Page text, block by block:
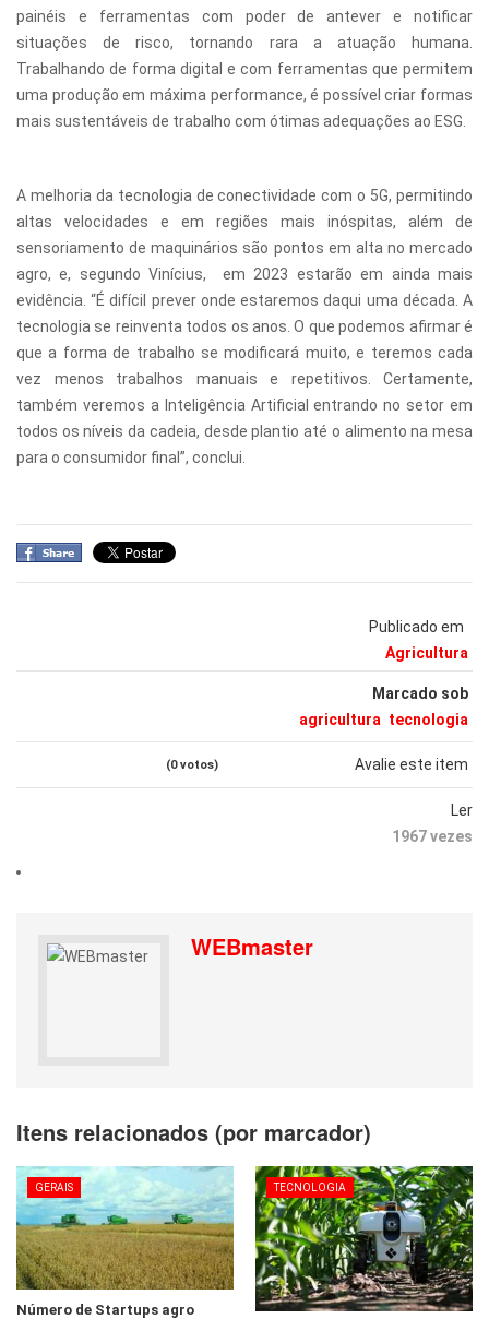
Publicado em
Agricultura
Marcado sob
agricultura tecnologia
Avalie este item
(0 votos)
Ler
1967 vezes
painéis e ferramentas com poder de antever e notificar
situações de risco, tornando rara a atuação humana.
Trabalhando de forma digital e com ferramentas que permitem
uma produção em máxima performance, é possível criar formas
mais sustentáveis de trabalho com ótimas adequações ao ESG.
A melhoria da tecnologia de conectividade com o 5G, permitindo
altas velocidades e em regiões mais inóspitas, além de
sensoriamento de maquinários são pontos em alta no mercado
agro, e, segundo Vinícius, em 2023 estarão em ainda mais
evidência. “É difícil prever onde estaremos daqui uma década. A
tecnologia se reinventa todos os anos. O que podemos afirmar é
que a forma de trabalho se modificará muito, e teremos cada
vez menos trabalhos manuais e repetitivos. Certamente,
também veremos a Inteligência Artificial entrando no setor em
todos os níveis da cadeia, desde plantio até o alimento na mesa
para o consumidor final”, conclui.
WEBmaster
Itens relacionados (por marcador)
GERAIS
Número de Startups agro
TECNOLOGIA